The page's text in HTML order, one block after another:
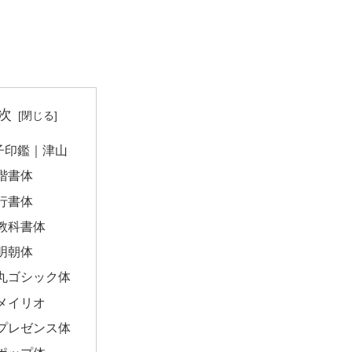
印鑑｜津山
書体
書体
科書体
朝体
ゴシック体
イリオ
レゼンス体